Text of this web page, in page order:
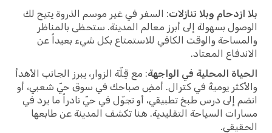
بلا ازدحام وبلا تنازلات: السفر في غير موسم الذروة يتيح لك
الوصول بسهولة إلى أبرز معالم المدينة. ستحظى بالمناظر
والمساحة والوقت الكافي للاستمتاع بكل شيء بعيداً عن
الاندفاع المعتاد.
الحياة المحلية في الواجهة: مع قِلّة الزوار، يبرز الجانب الأهدأ
والأكثر يوميةً في كترال. أمضِ صباحك في سوق حيّ شعبي، أو
انضم إلى درس طبخ تطبيقي، أو تجوّل في حيّ نادراً ما يرد في
مسارات السياحة التقليدية. هنا تكشف المدينة عن طابعها
الحقيقي.